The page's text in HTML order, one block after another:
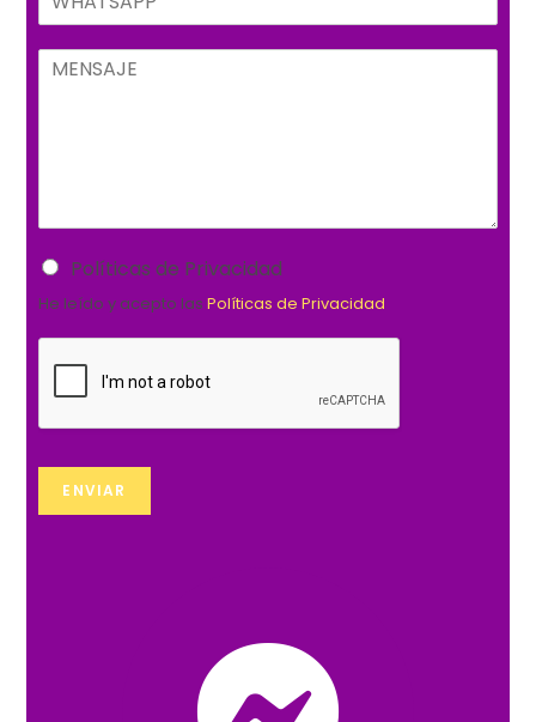
Políticas de Privacidad
He leído y acepto lasPolíticas de Privacidad
ENVIAR